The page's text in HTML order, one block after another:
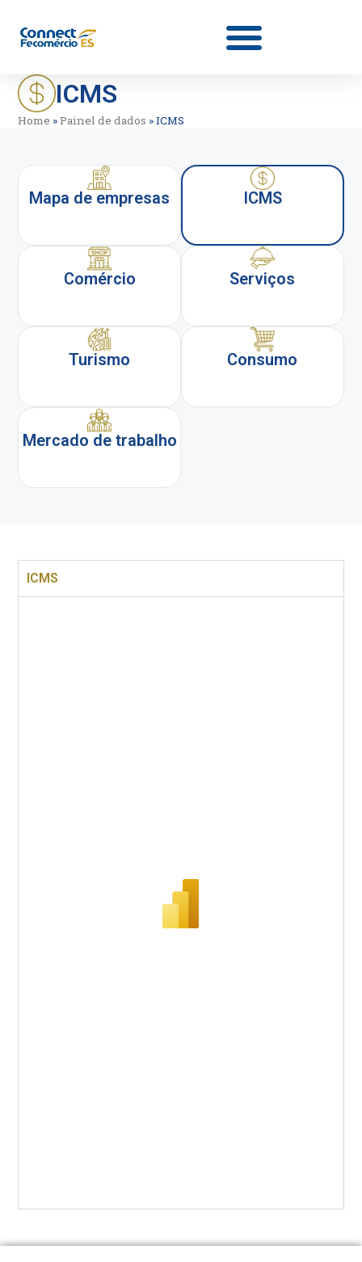
ICMS
Home »Painel de dados »ICMS
Mapa de empresas ICMS
Comércio Serviços
Turismo Consumo
Mercado de trabalho
ICMS